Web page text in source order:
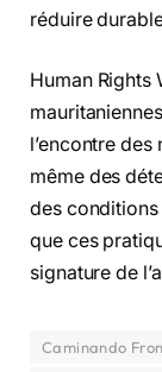
réduire
Human Rights
l’encontre
même des
des conditions
que ces
signature de
Caminando